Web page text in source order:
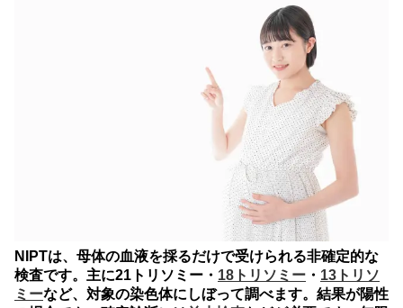
NIPTは、母体の血液を採るだけで受けられる非確定的な
検査です。主に21トリソミー・ 18トリソミー ・ 13トリソ
ミーなど、対象の染色体にしぼって調べます。結果が陽性